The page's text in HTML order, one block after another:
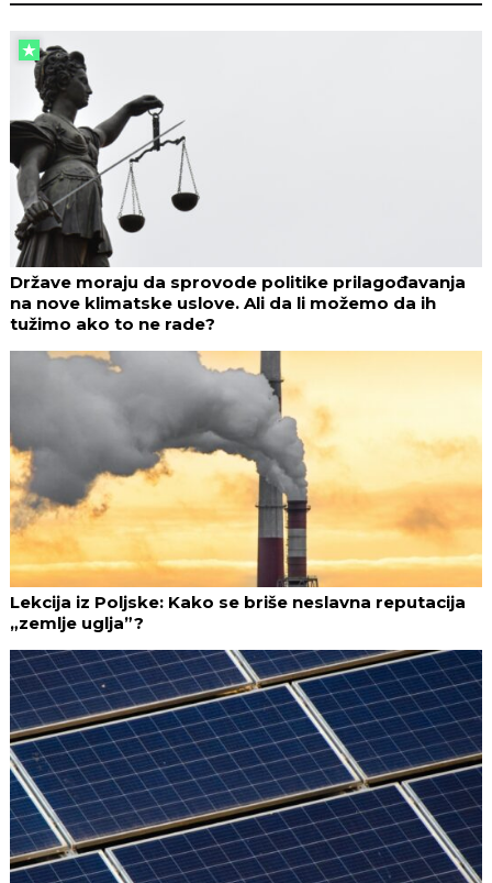
Države moraju da sprovode politike prilagođavanja
na nove klimatske uslove. Ali da li možemo da ih
tužimo ako to ne rade?
Lekcija iz Poljske: Kako se briše neslavna reputacija
„zemlje uglja”?